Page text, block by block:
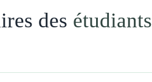
des étudiants